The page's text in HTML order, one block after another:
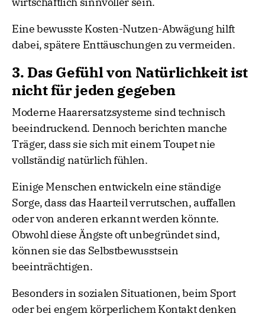
Eine bewusste Kosten-Nutzen-Abwägung hilft
dabei, spätere Enttäuschungen zu vermeiden.
3. Das Gefühl von Natürlichkeit ist
nicht für jeden gegeben
Moderne Haarersatzsysteme sind technisch
beeindruckend. Dennoch berichten manche
Träger, dass sie sich mit einem Toupet nie
vollständig natürlich fühlen.
Einige Menschen entwickeln eine ständige
Sorge, dass das Haarteil verrutschen, auffallen
oder von anderen erkannt werden könnte.
Obwohl diese Ängste oft unbegründet sind,
können sie das Selbstbewusstsein
beeinträchtigen.
Besonders in sozialen Situationen, beim Sport
oder bei engem körperlichem Kontakt denken